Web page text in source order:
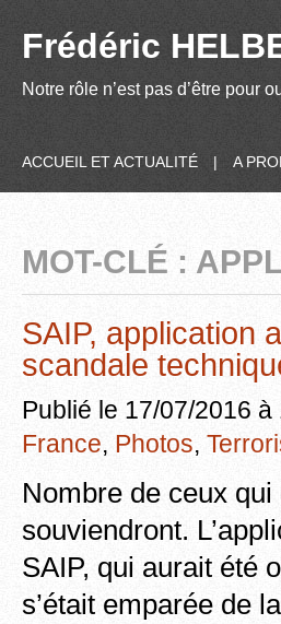
Frédéric
Notre rôle n’est pas d’être pour
ACCUEIL ET ACTUALITÉ | A
MOT-CLÉ :
SAIP, application
scandale
Publié le 17/07/2016 à
France, Photos,
Nombre de ceux qui
souviendront.
SAIP, qui aurait été
s’était emparée de